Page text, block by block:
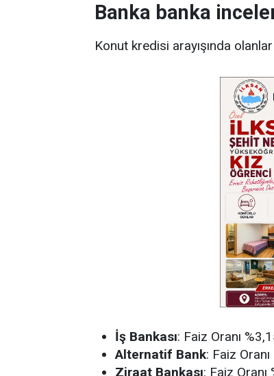
Banka banka
Konut kredisi arayışında
İş Bankası: Faiz Oranı
Alternatif Bank: Faiz
Ziraat Bankası: Faiz